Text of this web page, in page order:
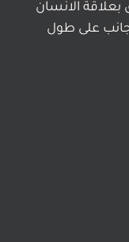
بعلاقة الانسان
على طول